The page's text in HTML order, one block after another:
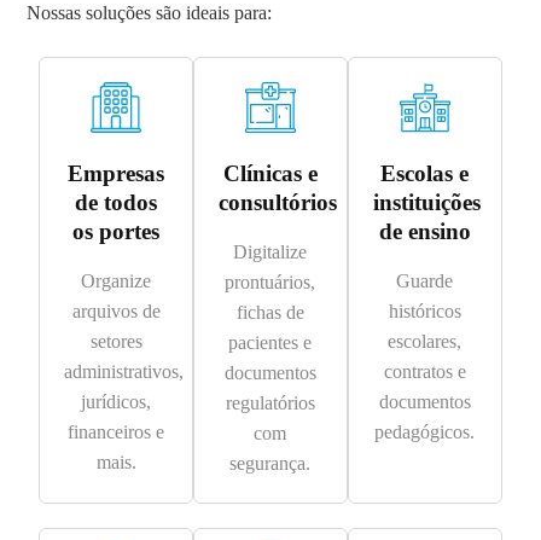
Nossas soluções são ideais para:
Empresas
de todos
os portes
Organize
arquivos de
setores
administrativos,
jurídicos,
financeiros e
mais.
Clínicas e
consultórios
Digitalize
prontuários,
fichas de
pacientes e
documentos
regulatórios
com
segurança.
Escolas e
instituições
de ensino
Guarde
históricos
escolares,
contratos e
documentos
pedagógicos.